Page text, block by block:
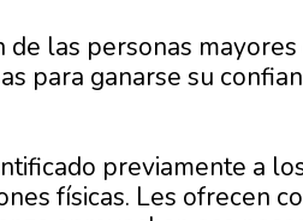
de las personas
para ganarse su
previamente a
físicas. Les ofrecen